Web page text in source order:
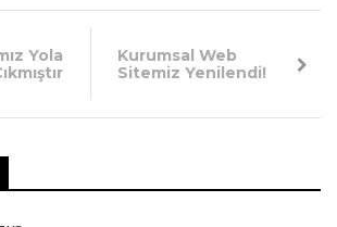
Yola
Kurumsal Web
Sitemiz Yenilendi!